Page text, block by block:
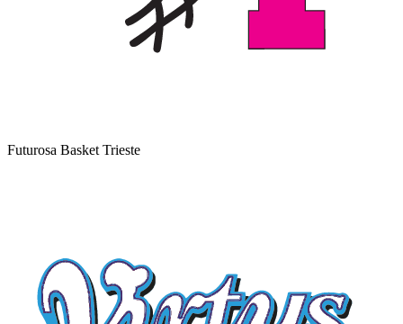
Futurosa Basket Trieste